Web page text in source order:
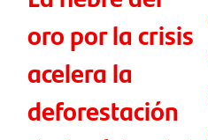
oro por la crisis
acelera la
deforestación